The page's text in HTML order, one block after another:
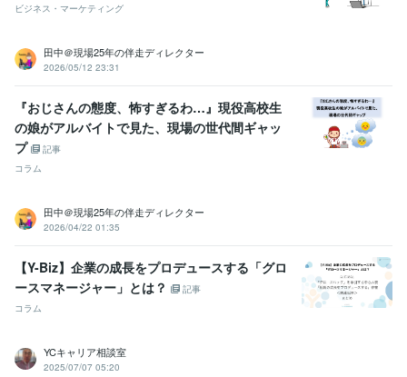
ビジネス・マーケティング
田中＠現場25年の伴走ディレクター
2026/05/12 23:31
『おじさんの態度、怖すぎるわ…』現役高校生
の娘がアルバイトで見た、現場の世代間ギャッ
プ
記事
コラム
田中＠現場25年の伴走ディレクター
2026/04/22 01:35
【Y-Biz】企業の成長をプロデュースする「グロ
ースマネージャー」とは？
記事
コラム
YCキャリア相談室
2025/07/07 05:20